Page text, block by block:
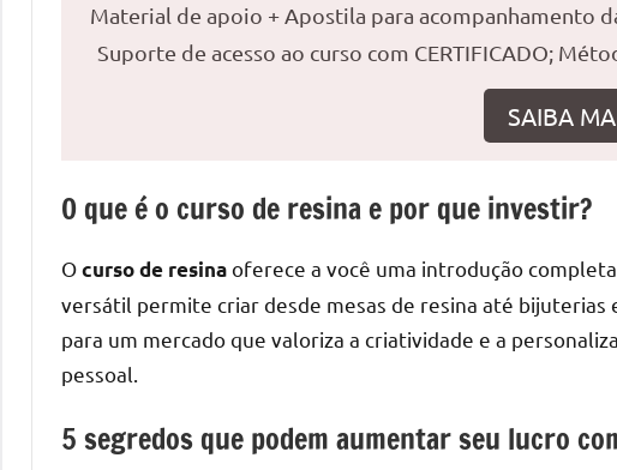
jantar
para
lugares,
encontrará
o
que
precisa
seu
Material de apoio + Apostila para acompanhamento
Suporte de acesso ao curso com CERTIFICADO;
SAIBA
O que é o curso de resina e por que investir?
Ocurso de resinaoferece a você uma introdução
versátil permite criar desde mesas de resina até bijuterias
para um mercado que valoriza a criatividade e a
pessoal.
5 segredos que podem aumentar seu lucro